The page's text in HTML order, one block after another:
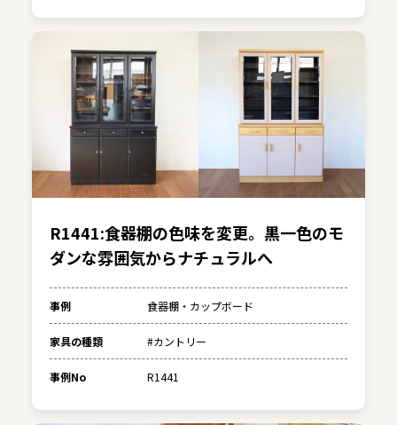
R1441:食器棚の色味を変更。黒一色のモ
ダンな雰囲気からナチュラルへ
事例 食器棚・カップボード
家具の種類 #カントリー
事例No R1441